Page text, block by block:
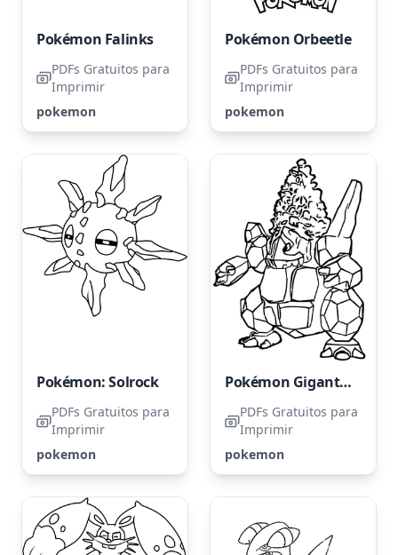
Pokémon Falinks
PDFs Gratuitos para
Imprimir
pokemon
Pokémon Orbeetle
PDFs Gratuitos para
Imprimir
pokemon
Pokémon: Solrock
PDFs Gratuitos para
Imprimir
pokemon
Pokémon Gigantamax Coalossal
PDFs Gratuitos para
Imprimir
pokemon